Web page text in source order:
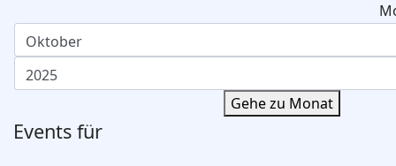
Gehe zu Monat
Events für